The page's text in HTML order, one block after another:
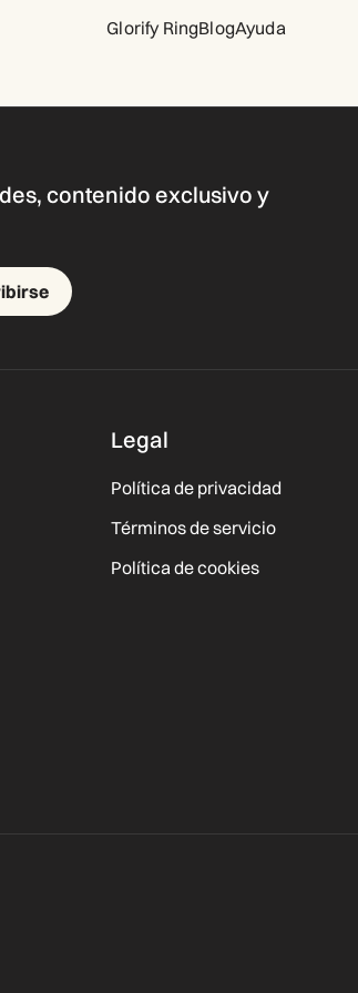
Glorify RingBlogAyuda
contenido exclusivo y
Legal
Política de privacidad
Términos de servicio
Política de cookies